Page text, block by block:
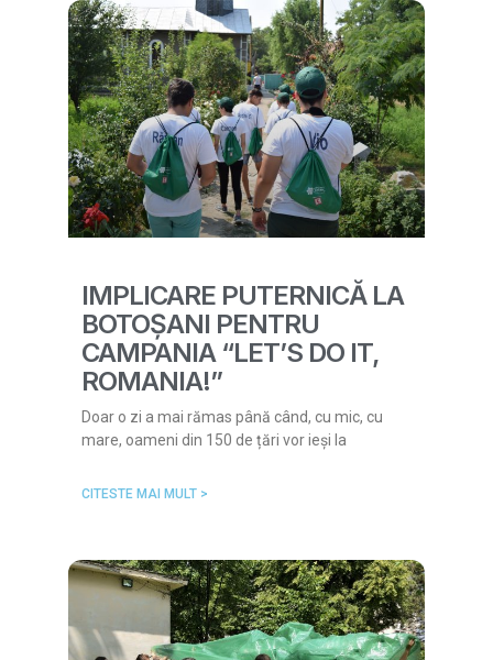
IMPLICARE PUTERNICĂ LA
BOTOȘANI PENTRU
CAMPANIA “LET’S DO IT,
ROMANIA!”
Doar o zi a mai rămas până când, cu mic, cu
mare, oameni din 150 de țări vor ieși la
CITESTE MAI MULT >